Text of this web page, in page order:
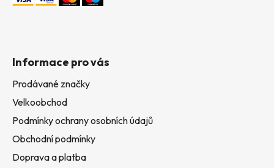
Informace pro vás
Prodávané značky
Velkoobchod
Podmínky ochrany osobních údajů
Obchodní podmínky
Doprava a platba